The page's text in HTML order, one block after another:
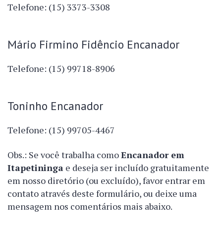
Telefone: (15) 3373-3308
Mário Firmino Fidêncio Encanador
Telefone: (15) 99718-8906
Toninho Encanador
Telefone: (15) 99705-4467
Obs.: Se você trabalha comoEncanador em
Itapetininga e deseja ser incluído gratuitamente
em nosso diretório (ou excluído), favor entrar em
contato através deste formulário, ou deixe uma
mensagem nos comentários mais abaixo.